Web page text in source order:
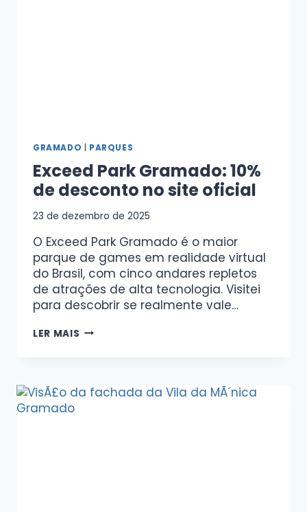
GRAMADO PARQUES
Exceed Park Gramado: 10%
de desconto no site oficial
23 de dezembro de 2025
O Exceed Park Gramado é o maior
parque de games em realidade virtual
do Brasil, com cinco andares repletos
de atrações de alta tecnologia. Visitei
para descobrir se realmente vale…
LER MAIS